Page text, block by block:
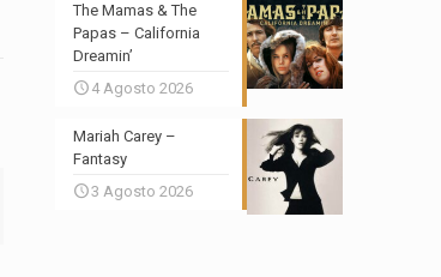
The Mamas & The
Papas – California
Dreamin’
4 Agosto 2026
Mariah Carey –
Fantasy
3 Agosto 2026